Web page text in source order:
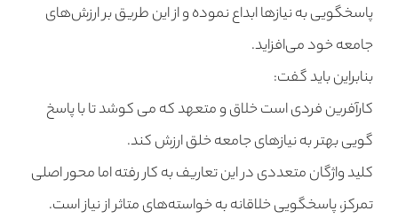
پاسخگویی به نیازها ابداع نموده و از این طریق بر ارزش‌های
جامعه خود می‌افزاید.
بنابراین باید گفت:
کارآفرین فردی است خلاق و متعهد که می کوشد تا با پاسخ
گویی بهتر به نیازهای جامعه خلق ارزش کند.
کلید واژگان متعددی در این تعاریف به کار رفته اما محور اصلی
تمرکز، پاسخگویی خلاقانه به خواسته‌های متاثر از نیاز است.